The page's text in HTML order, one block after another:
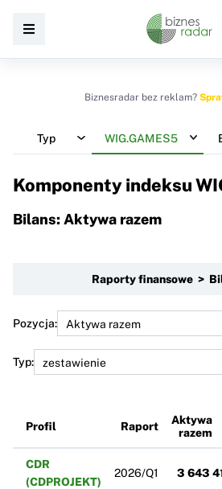
Biznesradar bez reklam?
Typ WIG.GAMES5
Komponenty indeksu
Bilans: Aktywa razem
Raporty finansowe >
Pozycja:
Typ:
Profil Raport
Aktywa
razem
CDR
(CDPROJEKT)
2026/Q1 3 643